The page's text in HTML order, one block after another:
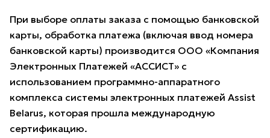
При выборе оплаты заказа с помощью банковской
карты, обработка платежа (включая ввод номера
банковской карты) производится ООО «Компания
Электронных Платежей «АССИСТ» с
использованием программно-аппаратного
комплекса системы электронных платежей Assist
Belarus, которая прошла международную
сертификацию.